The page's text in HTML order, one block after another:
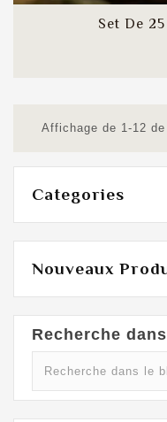
Set De
Affichage de 1-12
Categories
Nouveaux
Recherche